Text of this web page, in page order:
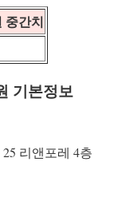
중간치
기본정보
리앤포레 4층